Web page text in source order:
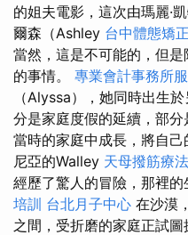
的姐夫電影，這次由瑪麗·
爾森（Ashley 台中體態矯
當然，這是不可能的，但
的事情。 專業會計事務所
（Alyssa），她同時出生
分是家庭度假的延續，部
當時的家庭中成長，將自
尼亞的Walley 天母撥筋療法
經歷了驚人的冒險，那裡的
培訓 台北月子中心 在沙漠
之間，受折磨的家庭正試圖